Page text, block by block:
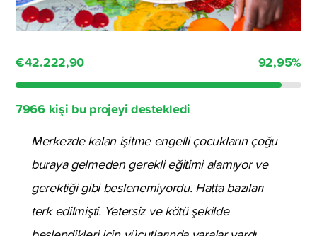
€42.222,90 92,95%
7966 kişi bu projeyi destekledi
Merkezde kalan işitme engelli çocukların çoğu
buraya gelmeden gerekli eğitimi alamıyor ve
gerektiği gibi beslenemiyordu. Hatta bazıları
terk edilmişti. Yetersiz ve kötü şekilde